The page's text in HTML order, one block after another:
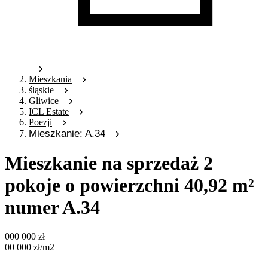
Mieszkania
śląskie
Gliwice
ICL Estate
Poezji
Mieszkanie: A.34
Mieszkanie na sprzedaż 2
pokoje o powierzchni 40,92 m²
numer A.34
000 000 zł
00 000 zł/m2